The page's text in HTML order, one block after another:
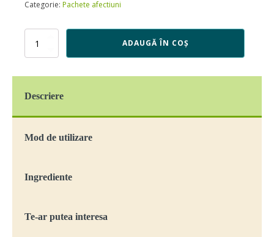
Categorie: Pachete afectiuni
Cantitate
capsule,
ADAUGĂ ÎN COȘ
Descriere
Mod de utilizare
Ingrediente
Te-ar putea interesa